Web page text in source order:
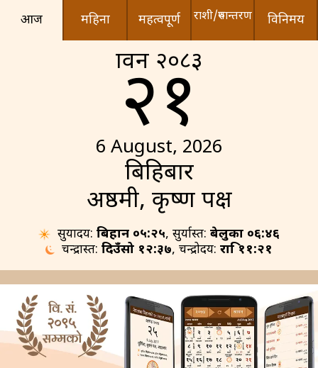
आज महिना महत्वपूर्ण राशी/रुपान्तरण विनिमय
श्रावन २०८३
२१
6 August, 2026
बिहिबार
अष्ठमी, कृष्ण पक्ष
सुर्योदय:बिहान ०५:२५, सुर्यास्त:बेलुका ०६:४६
चन्द्रास्त:दिउँसो १२:३७, चन्द्रोदय:रात्रि ११:२१